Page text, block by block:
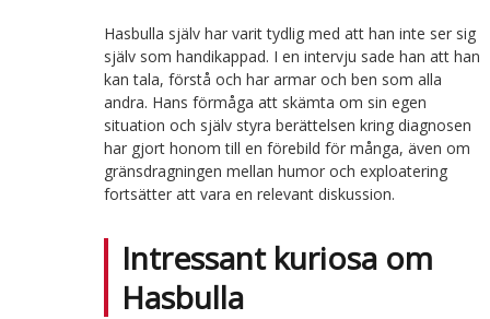
Hasbulla själv har varit tydlig med att han inte ser sig
själv som handikappad. I en intervju sade han att han
kan tala, förstå och har armar och ben som alla
andra. Hans förmåga att skämta om sin egen
situation och själv styra berättelsen kring diagnosen
har gjort honom till en förebild för många, även om
gränsdragningen mellan humor och exploatering
fortsätter att vara en relevant diskussion.
Intressant kuriosa om
Hasbulla